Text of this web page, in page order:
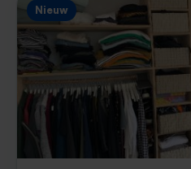
Nieuw